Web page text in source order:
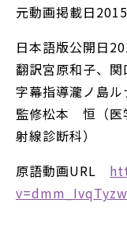
元動画掲載日
日本語版公開日
翻訳宮原和子、関
字幕指導瀧ノ島ル
監修松本 恒（医
射線診断科）
原語動画URL
v=dmm_IvqTyzw